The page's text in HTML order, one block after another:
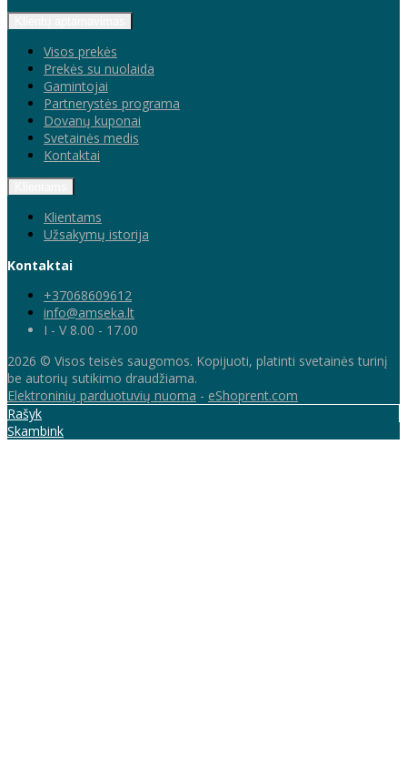
Visos prekės
Prekės su nuolaida
Gamintojai
Partnerystės programa
Dovanų kuponai
Svetainės medis
Kontaktai
Klientams
Užsakymų istorija
Kontaktai
+37068609612
info@amseka.lt
I - V 8.00 - 17.00
2026 © Visos teisės saugomos. Kopijuoti, platinti svetainės turinį
be autorių sutikimo draudžiama.
Elektroninių parduotuvių nuoma - eShoprent.com
Rašyk
Skambink